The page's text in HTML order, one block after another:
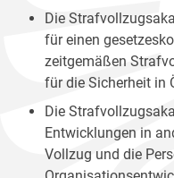
Die
für einen
zeitgemäßen
für die Sicherheit in
Die
Entwicklungen in
Vollzug und die